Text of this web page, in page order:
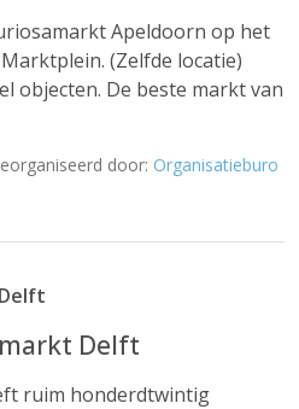
Apeldoorn op het
(Zelfde locatie)
objecten. De beste markt van
door: Organisatieburo
Delft
ruim honderdtwintig